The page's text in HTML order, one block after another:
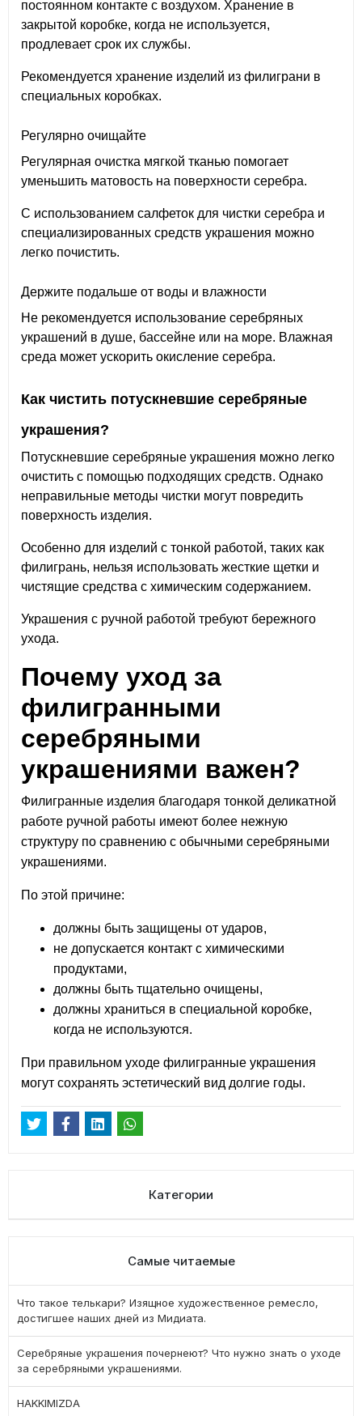
постоянном контакте с воздухом. Хранение в
закрытой коробке, когда не используется,
продлевает срок их службы.
Рекомендуется хранение изделий из филиграни в
специальных коробках.
Регулярно очищайте
Регулярная очистка мягкой тканью помогает
уменьшить матовость на поверхности серебра.
С использованием салфеток для чистки серебра и
специализированных средств украшения можно
легко почистить.
Держите подальше от воды и влажности
Не рекомендуется использование серебряных
украшений в душе, бассейне или на море. Влажная
среда может ускорить окисление серебра.
Как чистить потускневшие серебряные
украшения?
Потускневшие серебряные украшения можно легко
очистить с помощью подходящих средств. Однако
неправильные методы чистки могут повредить
поверхность изделия.
Особенно для изделий с тонкой работой, таких как
филигрань, нельзя использовать жесткие щетки и
чистящие средства с химическим содержанием.
Украшения с ручной работой требуют бережного
ухода.
Почему уход за
филигранными
серебряными
украшениями важен?
Филигранные изделия благодаря тонкой деликатной
работе ручной работы имеют более нежную
структуру по сравнению с обычными серебряными
украшениями.
По этой причине:
должны быть защищены от ударов,
не допускается контакт с химическими
продуктами,
должны быть тщательно очищены,
должны храниться в специальной коробке,
когда не используются.
При правильном уходе филигранные украшения
могут сохранять эстетический вид долгие годы.
Категории
Самые читаемые
Что такое телькари? Изящное художественное ремесло,
достигшее наших дней из Мидиата.
Серебряные украшения почернеют? Что нужно знать о уходе
за серебряными украшениями.
HAKKIMIZDA